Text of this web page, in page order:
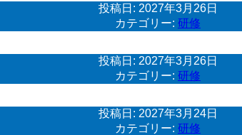
投稿日: 2027年3月26日
カテゴリー: 研修
投稿日: 2027年3月26日
カテゴリー: 研修
投稿日: 2027年3月24日
カテゴリー: 研修